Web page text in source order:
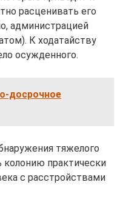
расценивать его
администрацией
К ходатайству
осужденного.
досрочное
тяжелого
колонию практически
с расстройствами